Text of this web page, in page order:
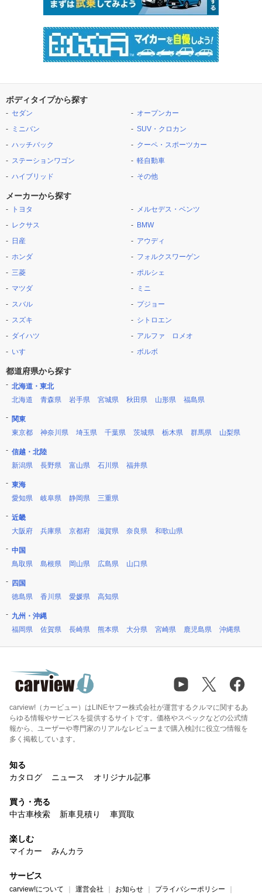
ボディタイプから探す
セダン
ミニバン
ハッチバック
ステーションワゴン
ハイブリッド
オープンカー
SUV・クロカン
クーペ・スポーツカー
軽自動車
その他
メーカーから探す
トヨタ
レクサス
日産
ホンダ
三菱
マツダ
スバル
スズキ
ダイハツ
いすゞ
メルセデス・ベンツ
BMW
アウディ
フォルクスワーゲン
ポルシェ
ミニ
プジョー
シトロエン
アルファ ロメオ
ボルボ
都道府県から探す
北海道・東北
北海道
青森県 岩手県 宮城県 秋田県 山形県 福島県
関東
東京都
神奈川県 埼玉県 千葉県 茨城県 栃木県 群馬県 山梨県
信越・北陸
新潟県
長野県 富山県 石川県 福井県
東海
愛知県
岐阜県 静岡県 三重県
近畿
大阪府
兵庫県 京都府 滋賀県 奈良県 和歌山県
中国
鳥取県
島根県 岡山県 広島県 山口県
四国
徳島県
香川県 愛媛県 高知県
九州・沖縄
福岡県
佐賀県 長崎県 熊本県 大分県 宮崎県 鹿児島県 沖縄県
carview!（カービュー）はLINEヤフー株式会社が運営するクルマに関するあ
らゆる情報やサービスを提供するサイトです。価格やスペックなどの公式情
報から、ユーザーや専門家のリアルなレビューまで購入検討に役立つ情報を
多く掲載しています。
知る
カタログ
ニュース オリジナル記事
買う・売る
中古車検索
新車見積り 車買取
楽しむ
マイカー
みんカラ
サービス
carview!について 運営会社 お知らせ プライバシーポリシー